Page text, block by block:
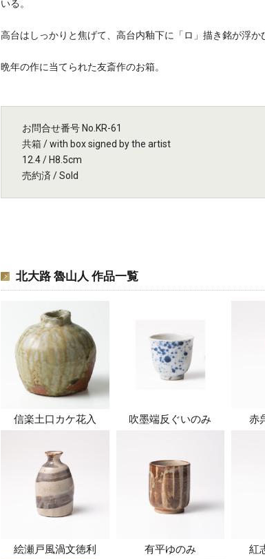
いる。
高台はしっかりと焦げて、高台内釉下に「ロ」描き銘が浮か
晩年の作に当てられた友斎作のお箱。
お問合せ番号 No.KR-61
共箱 / with box signed by the artist
12.4 / H8.5cm
売約済 / Sold
北大路 魯山人 作品一覧
信楽土口カケ花入 吹墨端反ぐいのみ 赤
絵瀬戸風渦文徳利 有平ゆのみ 紅